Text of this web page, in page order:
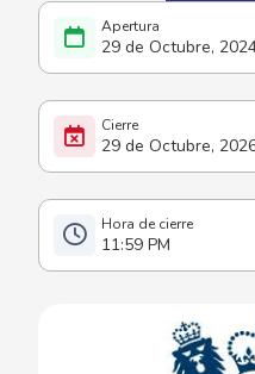
29 de Octubre,
29 de Octubre,
11:59 PM